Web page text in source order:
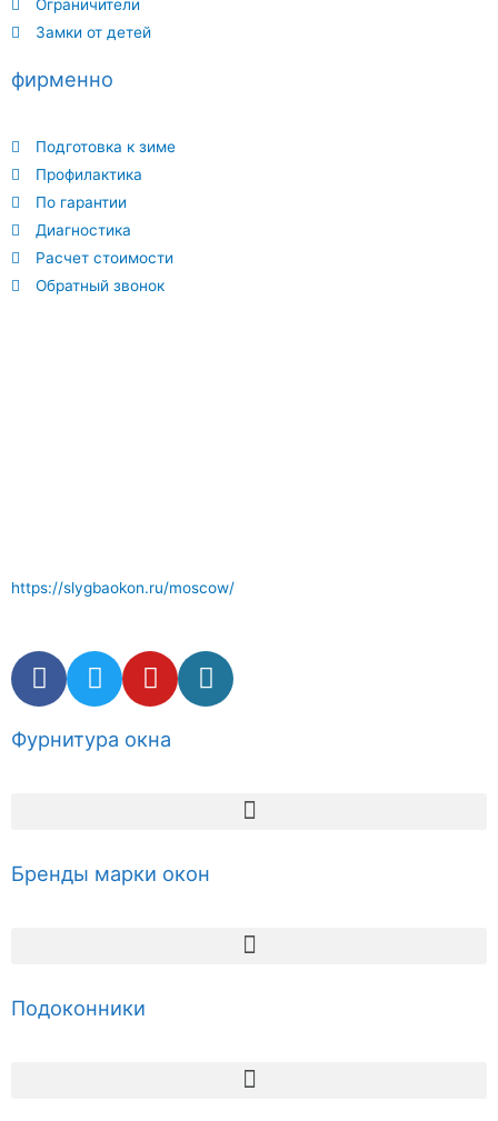
https://slygbaokon.ru/moscow/
фирменно
Подготовка к зиме
Профилактика
По гарантии
Диагностика
Расчет стоимости
Обратный звонок
Ограничители
Замки от детей
Фурнитура окна
Бренды марки окон
Подоконники